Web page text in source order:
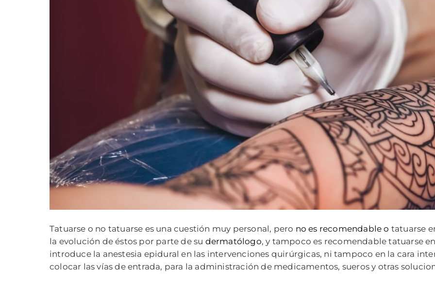
Tatuarse o no tatuarse es una cuestión muy personal, pero no es recomendable o tatuarse
la evolución de éstos por parte de su dermatólogo, y tampoco es recomendable tatuarse
introduce la anestesia epidural en las intervenciones quirúrgicas, ni tampoco en la cara
colocar las vías de entrada, para la administración de medicamentos, sueros y otras